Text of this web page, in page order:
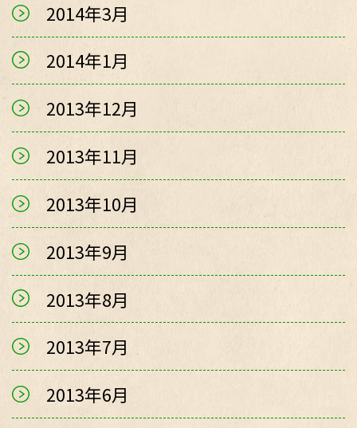
2014年3月
2014年1月
2013年12月
2013年11月
2013年10月
2013年9月
2013年8月
2013年7月
2013年6月